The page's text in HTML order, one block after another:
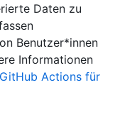
Daten zu
Benutzer*innen
Informationen
Actions für